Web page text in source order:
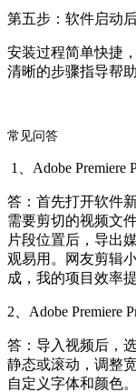
第五步：软件启动
安装过程简单快捷
清晰的步骤指导帮
常见问答
1、Adobe Premiere
答：首先打开软件
需要剪切的视频文
片段位置后，导出
观易用。网友剪辑
成，我的项目效率
2、Adobe Premiere
答：导入视频后，
静态或滚动，调整
自定义字体和颜色